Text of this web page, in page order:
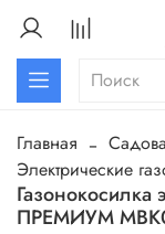
Главная
Электрические
ПРЕМИУМ